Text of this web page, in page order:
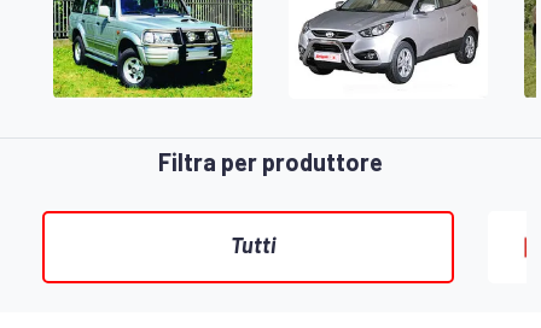
Filtra per produttore
Tutti